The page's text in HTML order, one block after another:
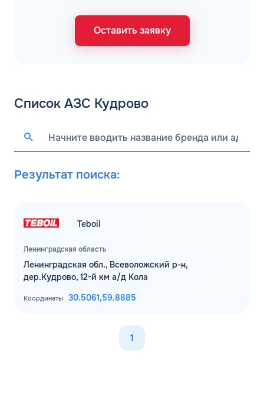
Оставить заявку
Список АЗС Кудрово
Результат поиска:
Ленинградская область
Teboil
Ленинградская обл., Всеволожский р-н,
дер.Кудрово, 12-й км а/д Кола
Координаты 30.5061,59.8885
1